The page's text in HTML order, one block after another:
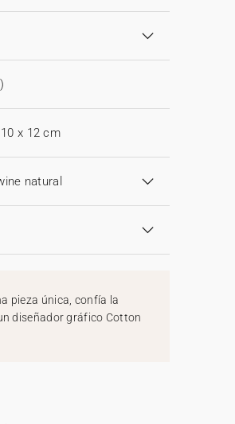
x 12 cm
natural
pieza única, confía la
diseñador gráfico Cotton